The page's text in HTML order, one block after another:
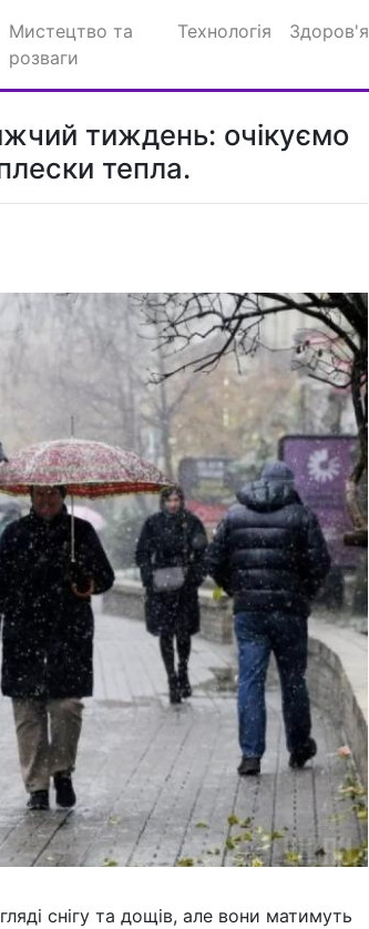
Мистецтво та
розваги
Технологія Здоров'я
тиждень: очікуємо
тепла.
снігу та дощів, але вони матимуть